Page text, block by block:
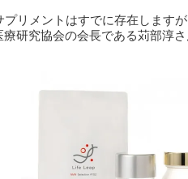
プリメントはすでに存在します
研究協会の会長である苅部淳